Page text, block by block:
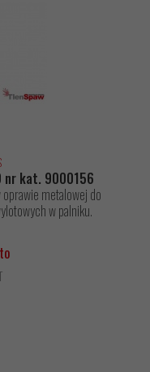
nr kat. 9000156
metalowej do
w palniku.